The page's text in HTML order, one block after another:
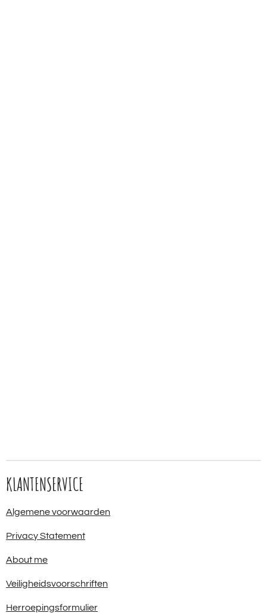
KLANTENSERVICE
Algemene voorwaarden
Privacy Statement
About me
Veiligheidsvoorschriften
Herroepingsformulier